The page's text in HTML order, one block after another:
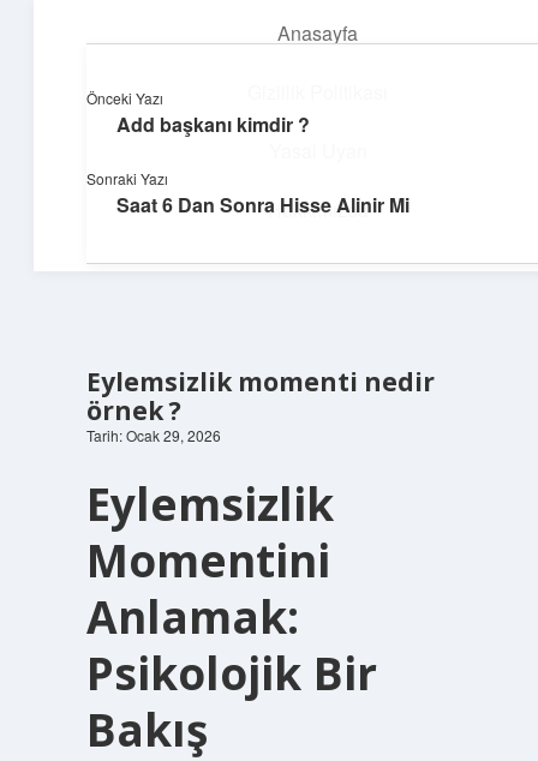
Anasayfa
Hakkımızda
Pratik Çözüm Rehberi
Hayatını kolaylaştıran zekice fikirler!
Eylemsizlik momenti nedir
örnek ?
Tarih: Ocak 29, 2026
Eylemsizlik
Momentini
Anlamak:
Psikolojik Bir
Bakış
Önceki Yazı
Add başkanı kimdir ?
Sonraki Yazı
Saat 6 Dan Sonra Hisse Alinir Mi